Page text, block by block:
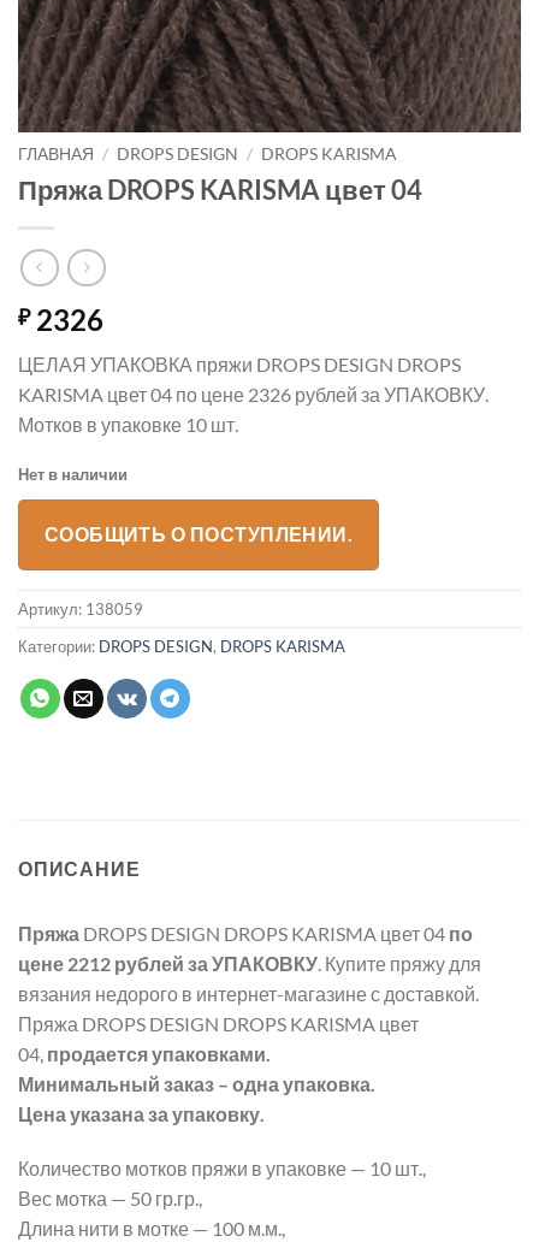
ГЛАВНАЯ / DROPS DESIGN / DROPS KARISMA
Пряжа DROPS KARISMA цвет 04
₽2326
ЦЕЛАЯ УПАКОВКА пряжи DROPS DESIGN DROPS
KARISMA цвет 04 по цене 2326 рублей за УПАКОВКУ.
Мотков в упаковке 10 шт.
Нет в наличии
СООБЩИТЬ О ПОСТУПЛЕНИИ.
Артикул: 138059
Категории: DROPS DESIGN, DROPS KARISMA
ОПИСАНИЕ
Пряжа DROPS DESIGN DROPS KARISMA цвет 04 по
цене 2212 рублей за УПАКОВКУ . Купите пряжу для
вязания недорого в интернет-магазине с доставкой.
Пряжа DROPS DESIGN DROPS KARISMA цвет
04, продается упаковками.
Минимальный заказ – одна упаковка.
Цена указана за упаковку.
Количество мотков пряжи в упаковке — 10 шт.,
Вес мотка — 50 гр.гр.,
Длина нити в мотке — 100 м.м.,